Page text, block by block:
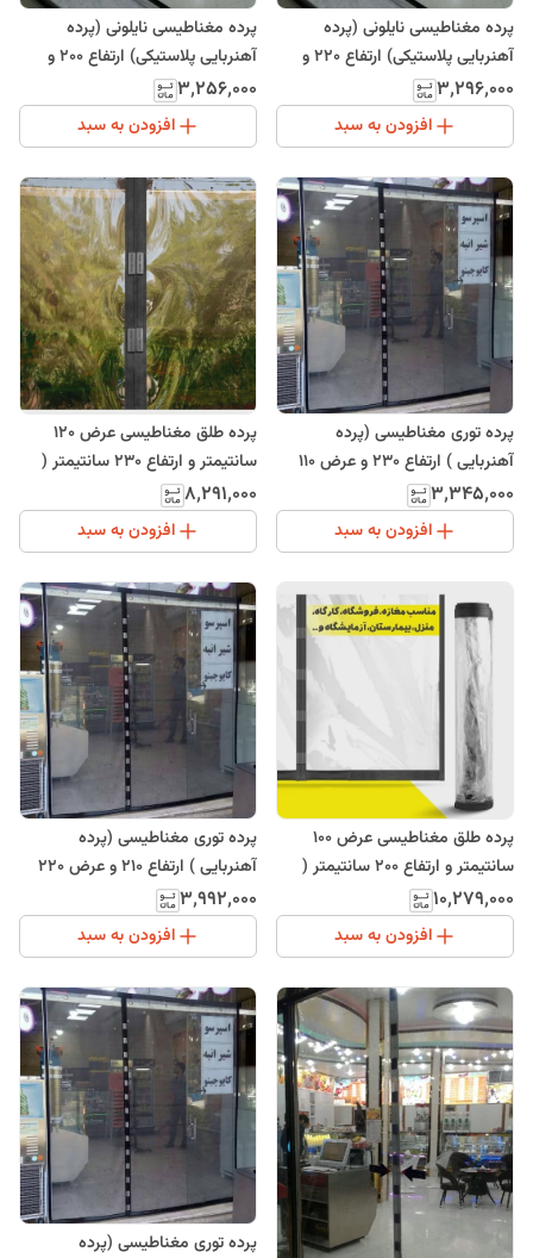
پرده مغناطیسی نایلونی (پرده
آهنربایی پلاستیکی) ارتفاع 220 و
عرض 130
۳٬۲۹۶٬۰۰۰
افزودن به سبد
پرده مغناطیسی نایلونی (پرده
آهنربایی پلاستیکی) ارتفاع 200 و
عرض 215
۳٬۲۵۶٬۰۰۰
افزودن به سبد
پرده توری مغناطیسی (پرده
آهنربایی ) ارتفاع 230 و عرض 110
(ارسال رایگان)
۳٬۳۴۵٬۰۰۰
افزودن به سبد
پرده طلق مغناطیسی عرض 120
سانتیمتر و ارتفاع 230 سانتیمتر (
120.230)
۸٬۲۹۱٬۰۰۰
افزودن به سبد
پرده طلق مغناطیسی عرض 100
سانتیمتر و ارتفاع 200 سانتیمتر (
120.230)
۱۰٬۲۷۹٬۰۰۰
افزودن به سبد
پرده توری مغناطیسی (پرده
آهنربایی ) ارتفاع 210 و عرض 220
(ارسال رایگان)
۳٬۹۹۲٬۰۰۰
افزودن به سبد
پرده توری مغناطیسی (پرده